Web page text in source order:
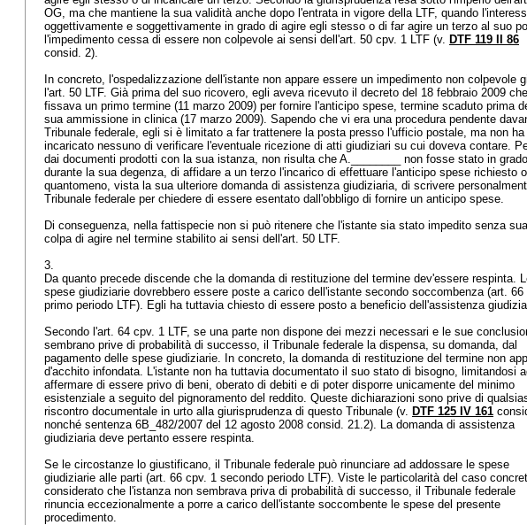
OG, ma che mantiene la sua validità anche dopo l'entrata in vigore della LTF, quando
oggettivamente e soggettivamente in grado di agire egli stesso o di far agire un terzo al suo
l'impedimento cessa di essere non colpevole ai sensi dell'art. 50 cpv. 1 LTF (v. DTF 119 II 86
consid. 2).
In concreto, l'ospedalizzazione dell'istante non appare essere un impedimento non colpevole
l'art. 50 LTF. Già prima del suo ricovero, egli aveva ricevuto il decreto del 18 febbraio 2009 che
fissava un primo termine (11 marzo 2009) per fornire l'anticipo spese, termine scaduto prima
sua ammissione in clinica (17 marzo 2009). Sapendo che vi era una procedura pendente
Tribunale federale, egli si è limitato a far trattenere la posta presso l'ufficio postale, ma non ha
incaricato nessuno di verificare l'eventuale ricezione di atti giudiziari su cui doveva contare.
dai documenti prodotti con la sua istanza, non risulta che A.________ non fosse stato in
durante la sua degenza, di affidare a un terzo l'incarico di effettuare l'anticipo spese richiesto o
quantomeno, vista la sua ulteriore domanda di assistenza giudiziaria, di scrivere
Tribunale federale per chiedere di essere esentato dall'obbligo di fornire un anticipo spese.
Di conseguenza, nella fattispecie non si può ritenere che l'istante sia stato impedito senza sua
colpa di agire nel termine stabilito ai sensi dell'art. 50 LTF.
3.
Da quanto precede discende che la domanda di restituzione del termine dev'essere respinta.
spese giudiziarie dovrebbero essere poste a carico dell'istante secondo soccombenza (art. 66
primo periodo LTF). Egli ha tuttavia chiesto di essere posto a beneficio dell'assistenza
Secondo l'art. 64 cpv. 1 LTF, se una parte non dispone dei mezzi necessari e le sue
sembrano prive di probabilità di successo, il Tribunale federale la dispensa, su domanda, dal
pagamento delle spese giudiziarie. In concreto, la domanda di restituzione del termine non
d'acchito infondata. L'istante non ha tuttavia documentato il suo stato di bisogno, limitandosi
affermare di essere privo di beni, oberato di debiti e di poter disporre unicamente del minimo
esistenziale a seguito del pignoramento del reddito. Queste dichiarazioni sono prive di
riscontro documentale in urto alla giurisprudenza di questo Tribunale (v. DTF 125 IV 161
nonché sentenza 6B_482/2007 del 12 agosto 2008 consid. 21.2). La domanda di assistenza
giudiziaria deve pertanto essere respinta.
Se le circostanze lo giustificano, il Tribunale federale può rinunciare ad addossare le spese
giudiziarie alle parti (art. 66 cpv. 1 secondo periodo LTF). Viste le particolarità del caso
considerato che l'istanza non sembrava priva di probabilità di successo, il Tribunale federale
rinuncia eccezionalmente a porre a carico dell'istante soccombente le spese del presente
procedimento.